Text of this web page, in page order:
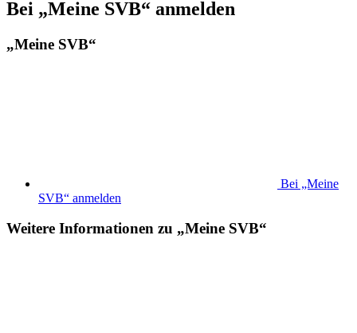
Bei „Meine SVB“ anmelden
„Meine SVB“
Bei „Meine
SVB“ anmelden
Weitere Informationen zu „Meine SVB“